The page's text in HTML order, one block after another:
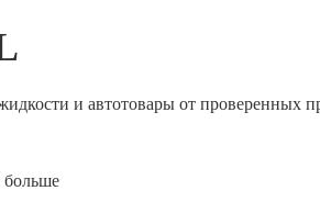
и автотовары от проверенных